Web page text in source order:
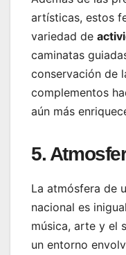
artísticas, estos
variedad de
caminatas
conservación de
complementos
aún más
5.
La atmósfera de
nacional es
música, arte y el
un entorno